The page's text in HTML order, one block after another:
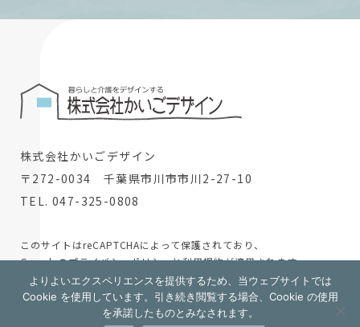
採用情報
株式会社かいごデザイン
〒272-0034 千葉県市川市市川2-27-10
TEL. 047-325-0808
このサイトはreCAPTCHAによって保護されており、
Googleのプライバシーポリシーと利用規約が適用されます。
© 2024 株式会社かいごデザイン
よりよいエクスペリエンスを提供するため、当ウェブサイトでは
Cookie を使用しています。引き続き閲覧する場合、Cookie の使用
を承諾したものとみなされます。